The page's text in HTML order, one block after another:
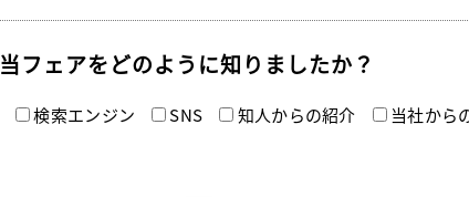
当フェアをどのように知りましたか？
検索エンジン SNS 知人からの紹介 当社から